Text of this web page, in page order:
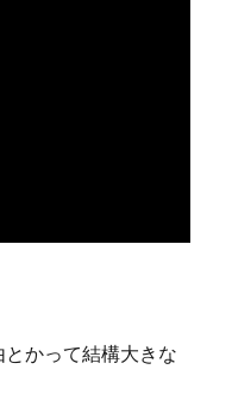
かって結構大きな